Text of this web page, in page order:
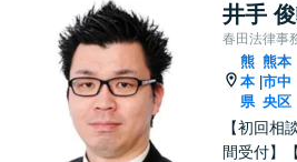
続
遺
さ
井手
春田法律事
熊
本
県
|
熊本
市中
央区
【初回相
間受付】